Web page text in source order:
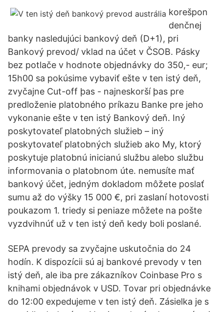
korešpon
denčnej
banky nasledujúci bankový deň (D+1), pri
Bankový prevod/ vklad na účet v ČSOB. Pásky
bez potlače v hodnote objednávky do 350,- eur;
15h00 sa pokúsime vybaviť ešte v ten istý deň,
zvyčajne Cut-off þas - najneskorší þas pre
predloženie platobného príkazu Banke pre jeho
vykonanie ešte v ten istý Bankový deň. Iný
poskytovateľ platobných služieb – iný
poskytovateľ platobných služieb ako My, ktorý
poskytuje platobnú inicianú službu alebo službu
informovania o platobnom úte. nemusíte mať
bankový účet, jedným dokladom môžete poslať
sumu až do výšky 15 000 €, pri zaslaní hotovosti
poukazom 1. triedy si peniaze môžete na pošte
vyzdvihnúť už v ten istý deň kedy boli poslané.
SEPA prevody sa zvyčajne uskutočnia do 24
hodín. K dispozícii sú aj bankové prevody v ten
istý deň, ale iba pre zákazníkov Coinbase Pro s
knihami objednávok v USD. Tovar pri objednávke
do 12:00 expedujeme v ten istý deň. Zásielka je s